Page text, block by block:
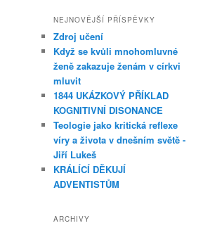
NEJNOVĚJŠÍ PŘÍSPĚVKY
Zdroj učení
Když se kvůli mnohomluvné
ženě zakazuje ženám v církvi
mluvit
1844 UKÁZKOVÝ PŘÍKLAD
KOGNITIVNÍ DISONANCE
Teologie jako kritická reflexe
víry a života v dnešním světě -
Jiří Lukeš
KRÁLÍCÍ DĚKUJÍ
ADVENTISTŮM
ARCHIVY